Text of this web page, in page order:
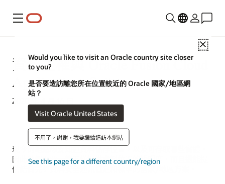
功能表
Close
Would you like to visit an Oracle country site closer
to you?
是否要造訪離您所在位置較近的 Oracle 國家/地區網
站？
Visit Oracle United States
不用了，謝謝，我要繼續造訪本網站
See this page for a different country/region
資料主權與 Oracle Fusion Cloud
Applications Suite
2020 年 4 月 16 日
現今的組織想要知道資料儲存位置，以及可存取哪些實體。
因此他們需要一款不僅提供資料位置的透明度，而且還能提
供結合完整資料安全通訊協定和標準的國家/地區方案。